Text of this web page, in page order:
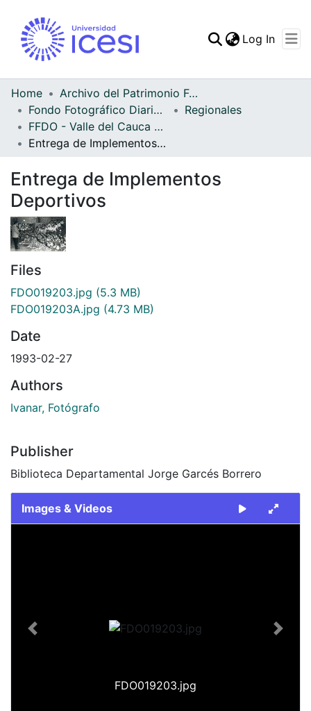
Statistics
Log In
Home
Archivo del Patrimonio Fotográfico y Fílmico del Valle del Cauca
Fondo Fotográfico Diario Occidente
Regionales
FFDO - Valle del Cauca - Patrimonial
Entrega de Implementos Deportivos
Entrega de Implementos
Deportivos
Files
FDO019203.jpg (5.3 MB)
FDO019203A.jpg (4.73 MB)
Date
1993-02-27
Authors
Ivanar, Fotógrafo
Publisher
Biblioteca Departamental Jorge Garcés Borrero
Images & Videos
FDO019203.jpg
Previous Next